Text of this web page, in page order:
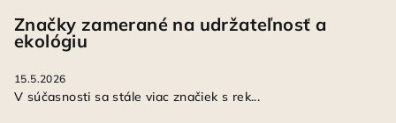
Značky zamerané na udržateľnosť a
ekológiu
15.5.2026
V súčasnosti sa stále viac značiek s rek...